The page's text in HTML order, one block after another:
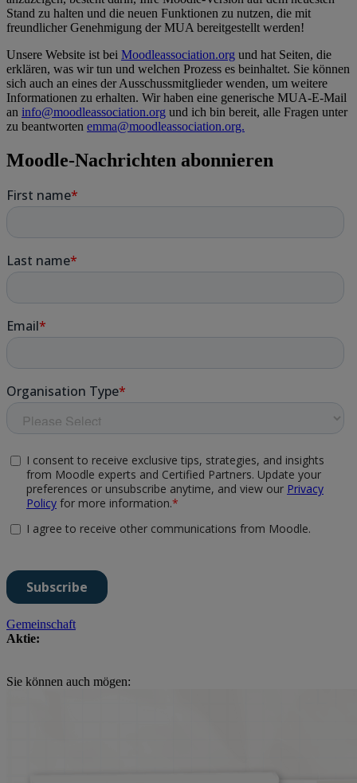
Stand zu halten und die neuen Funktionen zu nutzen, die mit
freundlicher Genehmigung der MUA bereitgestellt werden!
Unsere Website ist bei Moodleassociation.org und hat Seiten, die
erklären, was wir tun und welchen Prozess es beinhaltet. Sie können
sich auch an eines der Ausschussmitglieder wenden, um weitere
Informationen zu erhalten. Wir haben eine generische MUA-E-Mail
an info@moodleassociation.org und ich bin bereit, alle Fragen unter
zu beantworten emma@moodleassociation.org.
Moodle-Nachrichten abonnieren
Gemeinschaft
Aktie:
Sie können auch mögen: